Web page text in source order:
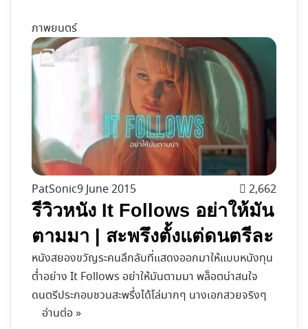
ภาพยนตร์
PatSonic9 June 2015 2,662
รีวิวหนัง It Follows อย่าให้มัน
ตามมา | สะพรึงตั้งแต่ดนตรีละ
หนังสยองขวัญระคนลึกลับที่แสดงออกมาให้แบบหนังทุน
ต่ำอย่าง It Follows อย่าให้มันตามมา พล็อตน่าสนใจ
ดนตรีประกอบชวนสะพรึ่งได้โล่มากๆ นางเอกสวยจริงๆ
อ่านต่อ »